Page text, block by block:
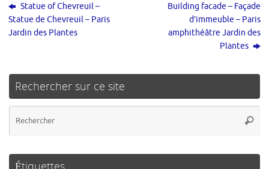
Statue of Chevreuil –
Statue de Chevreuil – Paris
Jardin des Plantes
Building facade – Façade
d’immeuble – Paris
amphithéâtre Jardin des
Plantes
Rechercher sur ce site
Étiquettes